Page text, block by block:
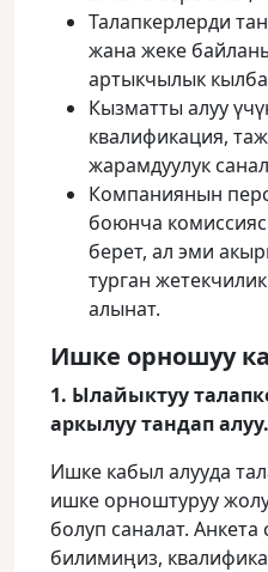
Талапкерлерди
жана жеке
артыкчылык
Кызматты алуу
квалификация,
жарамдуулук
Компаниянын
боюнча
берет, ал эми
турган
алынат.
Ишке орношуу
1. Ылайыктуу
аркылуу тандап алуу.
Ишке кабыл алууда
ишке орноштуруу
болуп саналат. Анкета
билимиңиз,